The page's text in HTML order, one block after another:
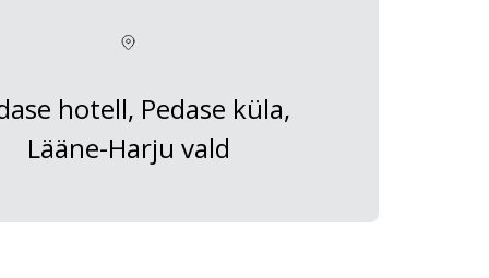
hotell, Pedase küla,
Lääne-Harju vald